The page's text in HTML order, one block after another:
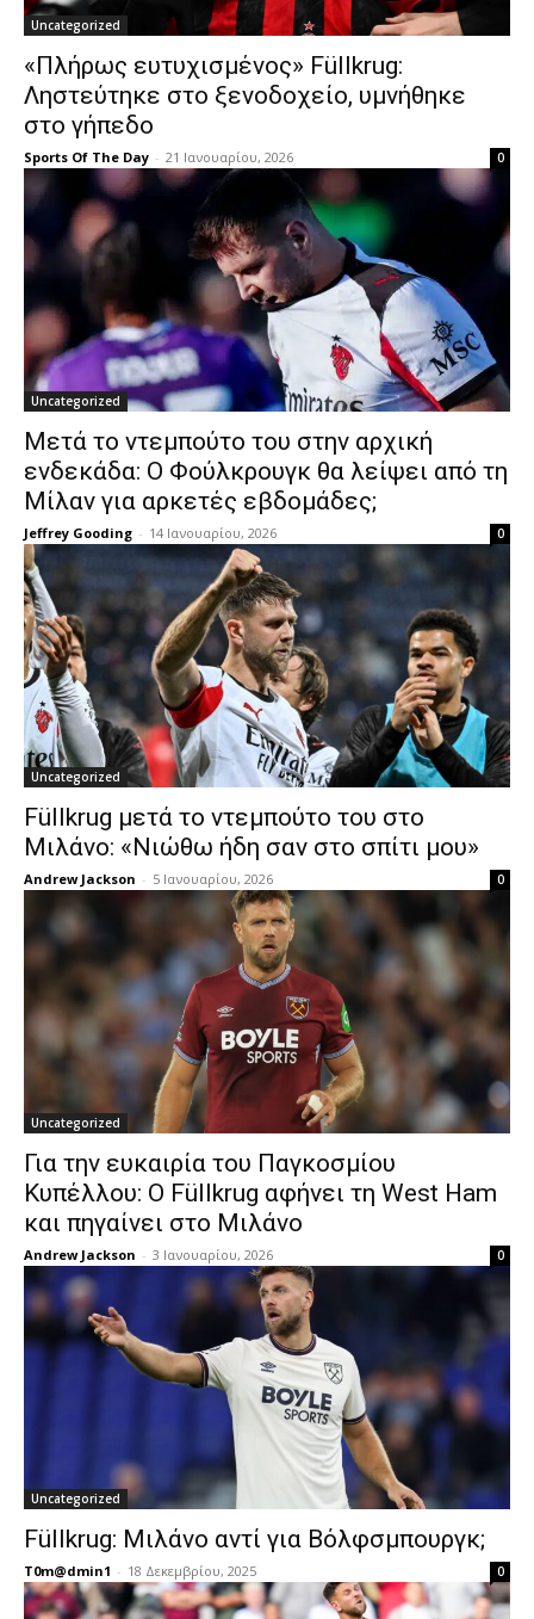
Uncategorized
«Πλήρως ευτυχισμένος» Füllkrug:
Ληστεύτηκε στο ξενοδοχείο, υμνήθηκε
στο γήπεδο
Sports Of The Day - 21 Ιανουαρίου, 2026 0
Uncategorized
Μετά το ντεμπούτο του στην αρχική
ενδεκάδα: Ο Φούλκρουγκ θα λείψει από τη
Μίλαν για αρκετές εβδομάδες;
Jeffrey Gooding - 14 Ιανουαρίου, 2026 0
Uncategorized
Füllkrug μετά το ντεμπούτο του στο
Μιλάνο: «Νιώθω ήδη σαν στο σπίτι μου»
Andrew Jackson - 5 Ιανουαρίου, 2026 0
Uncategorized
Για την ευκαιρία του Παγκοσμίου
Κυπέλλου: Ο Füllkrug αφήνει τη West Ham
και πηγαίνει στο Μιλάνο
Andrew Jackson - 3 Ιανουαρίου, 2026 0
Uncategorized
Füllkrug: Μιλάνο αντί για Βόλφσμπουργκ;
T0m@dmin1 - 18 Δεκεμβρίου, 2025 0